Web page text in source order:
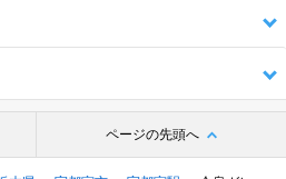
ページの先頭へ